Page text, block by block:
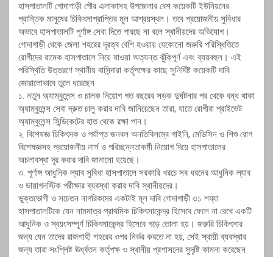
হাসপাতালটি গোদাগাড়ী পৌর এলাকাসহ উপজেলার বেশ কয়েকটি ইউনিয়নের
প্রান্তিক মানুষের চিকিৎসাপ্রাপ্তির মূল আশ্রয়স্থল। তবে প্রয়োজনীয় সুবিধার
অভাবে হাসপাতালটি পূর্ণাঙ্গ সেবা দিতে পারছে না বলে স্থানীয়দের অভিযোগ।
গোদাগাড়ী থেকে জেলা শহরের দূরত্ব বেশি হওয়ায় যেকোনো জরুরি পরিস্থিতিতে
রোগীদের রামেক হাসপাতালে নিয়ে যাওয়া অত্যন্ত ঝুঁকিপূর্ণ এবং ব্যয়বহুল। এই
পরিস্থিতি উত্তরণে স্থানীয় বাসিন্দারা কর্তৃপক্ষের কাছে সুনির্দিষ্ট কয়েকটি দাবি
জোরালোভাবে তুলে ধরেছেন
১. নতুন অ্যাম্বুলেন্স ও চালক নিয়োগ গত বছরের সড়ক দুর্ঘটনার পর থেকে বন্ধ থাকা
অ্যাম্বুলেন্স সেবা দ্রুত চালু করার দাবি জানিয়েছেন তারা, যাতে রোগীরা প্রাইভেট
অ্যাম্বুলেন্স সিন্ডিকেটের হাত থেকে রক্ষা পান।
২. বিশেষজ্ঞ চিকিৎসক ও পর্যাপ্ত জনবল অনতিবিলম্বে গাইনি, মেডিসিন ও শিশু রোগ
বিশেষজ্ঞসহ প্রয়োজনীয় নার্স ও পরিচ্ছন্নতাকর্মী নিয়োগ দিয়ে হাসপাতালের
অচলাবস্থা দূর করার দাবি জানানো হয়েছে।
৩. পূর্ণাঙ্গ আধুনিক ল্যাব সুবিধা হাসপাতালে সরকারি খরচে সব ধরনের আধুনিক ল্যাব
ও ডায়াগনস্টিক পরীক্ষার ব্যবস্থা করার দাবি স্থানীয়দের।
ভুক্তভোগী ও সচেতন নাগরিকদের একটাই মূল দাবি গোদাগাড়ী ৩১ শয্যা
হাসপাতালটিকে যেন নামমাত্র প্রাথমিক চিকিৎসাকেন্দ্র হিসেবে ফেলে না রেখে একটি
আধুনিক ও স্বয়ংসম্পূর্ণ চিকিৎসাকেন্দ্র হিসেবে গড়ে তোলা হয়। জরুরি চিকিৎসার
জন্য যেন তাদের রাজশাহী শহরের ওপর নির্ভর করতে না হয়, সেই স্থায়ী ব্যবস্থার
জন্য তারা সংশ্লিষ্ট ঊর্ধ্বতন কর্তৃপক্ষ ও স্থানীয় প্রশাসনের সুদৃষ্টি কামনা করেছেন